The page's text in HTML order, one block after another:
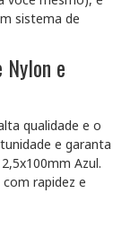
sistema de
e
qualidade e o
e garanta
Azul.
rapidez e